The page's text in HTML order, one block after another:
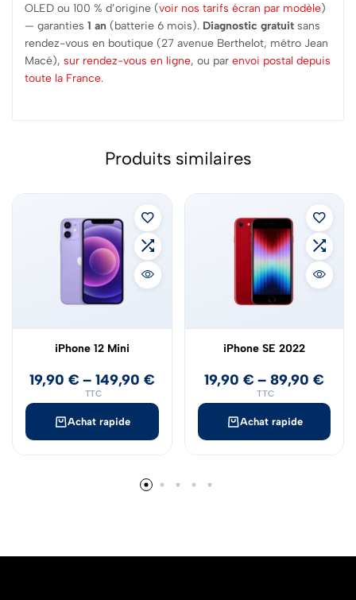
OLED ou 100 % d’origine (voir nos tarifs écran par modèle)
— garanties 1 an (batterie 6 mois). Diagnostic gratuit sans
rendez-vous en boutique (27 avenue Berthelot, métro Jean
Macé), sur rendez-vous en ligne, ou par envoi postal depuis
toute la France.
Produits similaires
Achat rapide
iPhone 12 Mini
19,90 € –149,90 €
TTC
Achat rapide
iPhone SE 2022
19,90 € – 89,90 €
TTC